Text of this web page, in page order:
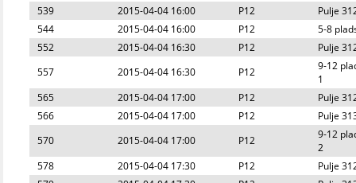
539
2015-04-04 16:00 P12
Pulje
544
2015-04-04 16:00 P12
5-8
552
2015-04-04 16:30 P12
Pulje
557
2015-04-04 16:30 P12
9-12
1
565
2015-04-04 17:00 P12
Pulje
566
2015-04-04 17:00 P12
Pulje
570
2015-04-04 17:00 P12
9-12
2
578
2015-04-04 17:30 P12
Pulje